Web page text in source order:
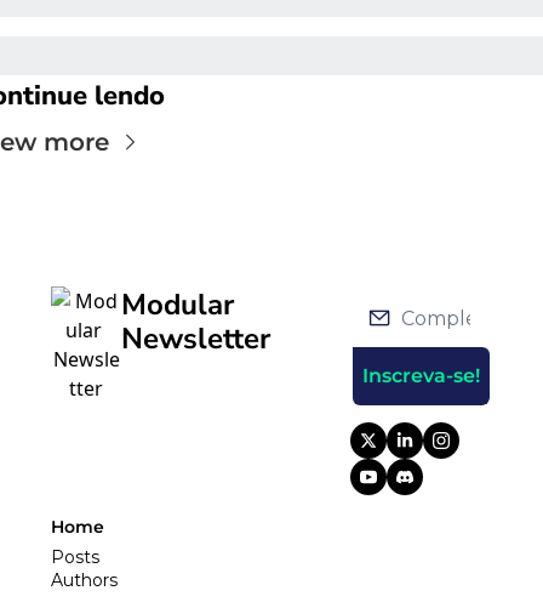
lendo
more
Modular
Newsletter
Inscreva-se!
Home
Posts
Authors